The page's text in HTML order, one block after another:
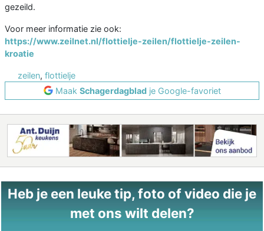
gezeild.
​Voor meer informatie zie ook:
https://www.zeilnet.nl/flottielje-zeilen/flottielje-zeilen-
kroatie
zeilen, flottielje
Maak Schagerdagbladje Google-favoriet
Heb je een leuke tip, foto of video die je
met ons wilt delen?